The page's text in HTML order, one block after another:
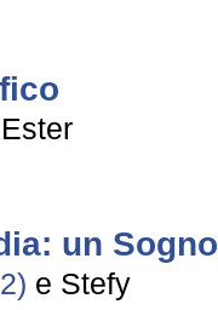
un Sogno
e Stefy